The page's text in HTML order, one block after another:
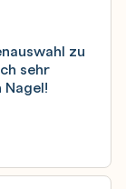
zu
sehr